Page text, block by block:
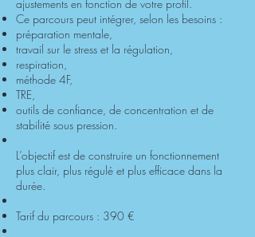
ajustements en fonction de votre profil.
Ce parcours peut intégrer, selon les besoins :
préparation mentale,
travail sur le stress et la régulation,
respiration,
méthode 4F,
TRE,
outils de confiance, de concentration et de
stabilité sous pression.
L’objectif est de construire un fonctionnement
plus clair, plus régulé et plus efficace dans la
durée.
Tarif du parcours : 390 €